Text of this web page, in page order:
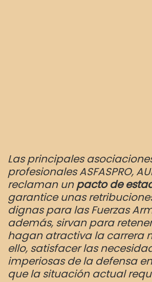
Las principales
profesionales ASFASPRO,
reclaman unpacto de
garantice unas
dignas para las Fuerzas
además, sirvan para
hagan atractiva la carrera
ello, satisfacer las
imperiosas de la defensa
que la situación actual